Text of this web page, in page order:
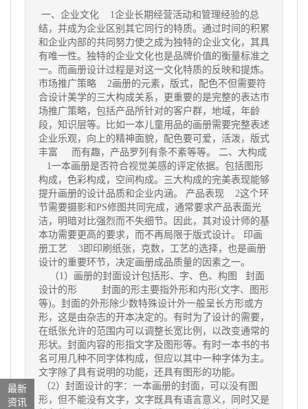
一、企业文化 1企业长期经营活动和管理经验的总
结，并成为企业区别其它同行的特质。通过时间的积累
和企业内部的共同努力使之成为独特的企业文化，其具
有唯一性。独特的企业文化也是品牌价值的衡量标准之
一。而画册设计过程是对这一文化特质的反映和提炼。
市场推广策略 2画册的元素，版式，配色不但需要符
合设计美学的三大构成关系，更重要的是完整的表达市
场推广策略，包括产品所针对的客户群，地域，年龄
段，知识层等。比如一本儿童用品的画册需要完整表述
企业乐观，向上的精神面貌，配色要可爱，活泼，版式
丰富 而有趣，产品罗列有条不紊等等。 二、大构成
1一本画册是否符合视觉美感的评定依据。包括图形
构成，色彩构成，空间构成。三大构成的完美表现能够
提升画册的设计品质和企业内涵。 产品表现 2这个环
节需要摄影和PS修图共同完成，通常要求产品表面光
洁，明暗对比强烈而不失细节。因此，其对设计师的基
本功需要更高的要求，而不再局限于版式设计。 印画
册工艺 3即印刷纸张，克数，工艺的选择，也是画册
设计的重要环节，决定画册成品质量的因素之一。
（1）画册的封面设计包括形、字、色、构图 封面
设计的形 封面的形主要指外形和内形(文字、图形
等)。封面的外形除少数特殊设计外一般呈长方形或方
形，这是由杂志的开本决定的。有时为了设计的需要，
在纸张允许的范围内可以调整长宽比例，以改变通常的
形状。封面内容的形指文字及图形等。有时一本书的书
名可用几种不同字体构成，但应以其中一种字体为主。
文字除了具有说明的功能，还具有图形的功能。
（2）封面设计的字：一本画册的封面，可以没有图
形，但不能没有文字，文字既具有语言意义，同时又是
最新
资讯